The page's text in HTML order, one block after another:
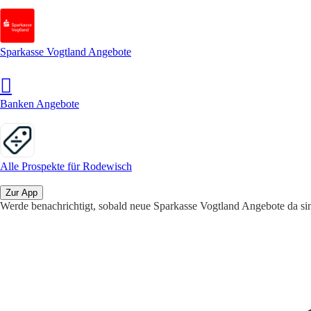
Sparkasse Vogtland Angebote
Banken Angebote
Alle Prospekte für Rodewisch
Zur App
Werde benachrichtigt, sobald neue Sparkasse Vogtland Angebote da